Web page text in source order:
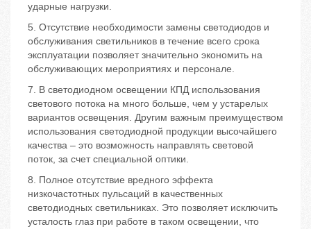
ударные нагрузки.
5. Отсутствие необходимости замены светодиодов и
обслуживания светильников в течение всего срока
эксплуатации позволяет значительно экономить на
обслуживающих мероприятиях и персонале.
7. В светодиодном освещении КПД использования
светового потока на много больше, чем у устарелых
вариантов освещения. Другим важным преимуществом
использования светодиодной продукции высочайшего
качества – это возможность направлять световой
поток, за счет специальной оптики.
8. Полное отсутствие вредного эффекта
низкочастотных пульсаций в качественных
светодиодных светильниках. Это позволяет исключить
усталость глаз при работе в таком освещении, что